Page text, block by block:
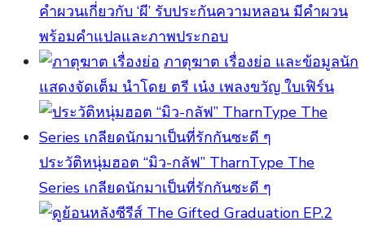
คำผวนเกี่ยวกับ ‘ผี’ รับประกันความหลอน มีคำผวน
พร้อมคำแปลและภาพประกอบ
ภาตุฆาต เรื่องย่อ และข้อมูลนัก
แสดงจัดเต็ม นำโดย ตรี เน๋ง เพลงขวัญ ใบเฟิร์น
ประวัติหนุ่มฮอต “มิว-กลัฟ” TharnType The
Series เกลียดนักมาเป็นที่รักกันซะดี ๆ